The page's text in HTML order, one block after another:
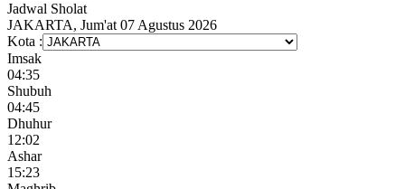
Jadwal Sholat
JAKARTA, Jum'at 07 Agustus 2026
Kota :
Imsak
04:35
Shubuh
04:45
Dhuhur
12:02
Ashar
15:23